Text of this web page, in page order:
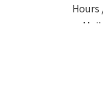
Hours